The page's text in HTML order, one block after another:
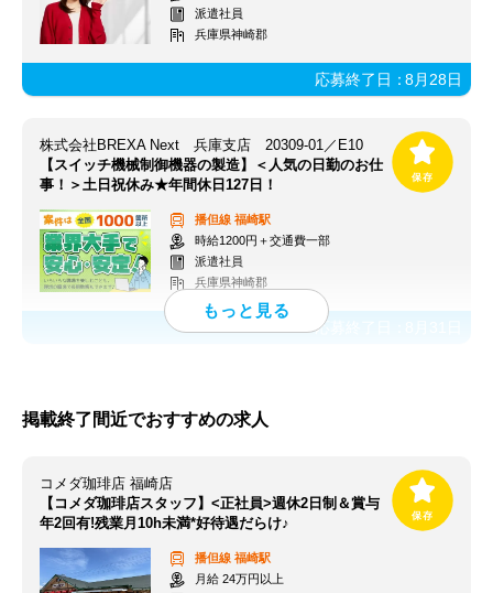
派遣社員
兵庫県神崎郡
応募終了日：8月28日
株式会社BREXA Next 兵庫支店 20309-01／E10
【スイッチ機械制御機器の製造】＜人気の日勤のお仕
事！＞土日祝休み★年間休日127日！
播但線 福崎駅
時給1200円＋交通費一部
派遣社員
兵庫県神崎郡
応募終了日：
掲載終了間近でおすすめの求人
コメダ珈琲店 福崎店
【コメダ珈琲店スタッフ】<正社員>週休2日制＆賞与
年2回有!残業月10h未満*好待遇だらけ♪
播但線 福崎駅
月給 24万円以上